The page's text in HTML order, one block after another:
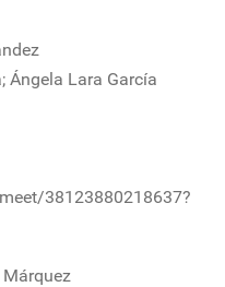
Ángela Lara García
38123880218637?